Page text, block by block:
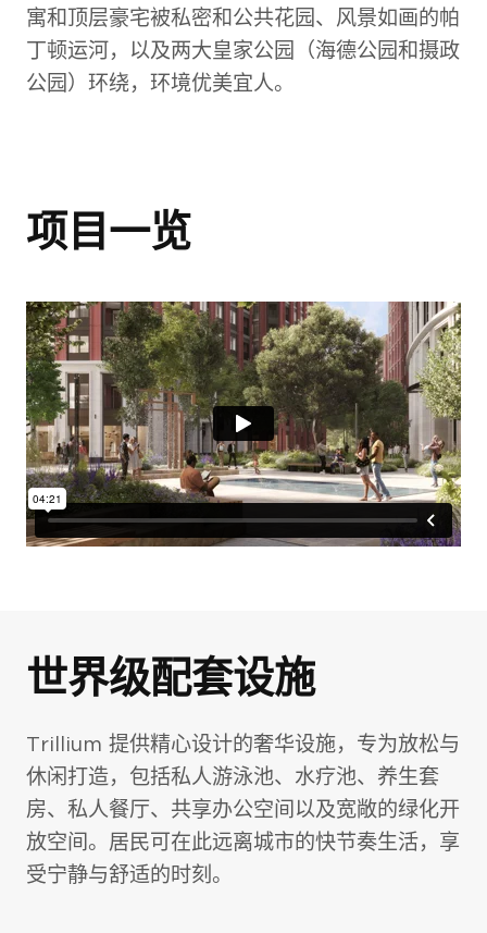
寓和顶层豪宅被私密和公共花园、风景如画的帕
丁顿运河，以及两大皇家公园（海德公园和摄政
公园）环绕，环境优美宜人。
项目一览
世界级配套设施
Trillium 提供精心设计的奢华设施，专为放松与
休闲打造，包括私人游泳池、水疗池、养生套
房、私人餐厅、共享办公空间以及宽敞的绿化开
放空间。居民可在此远离城市的快节奏生活，享
受宁静与舒适的时刻。